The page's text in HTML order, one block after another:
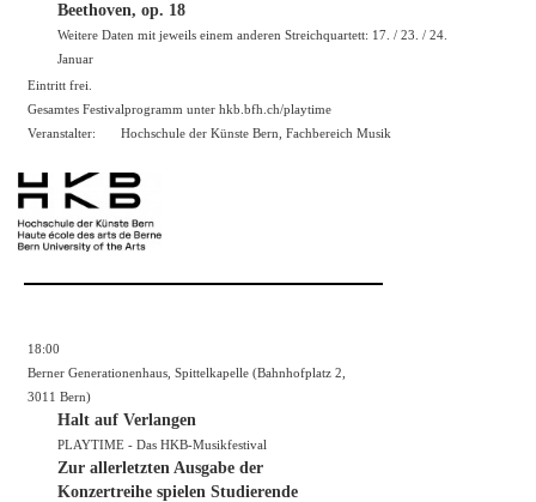
Beethoven, op. 18
Weitere Daten mit jeweils einem anderen Streichquartett: 17. / 23. / 24.
Januar
Eintritt frei.
Gesamtes Festivalprogramm unter hkb.bfh.ch/playtime
Veranstalter:
Hochschule der Künste Bern, Fachbereich Musik
18:00
Berner Generationenhaus, Spittelkapelle (Bahnhofplatz 2,
3011 Bern)
Halt auf Verlangen
PLAYTIME - Das HKB-Musikfestival
Zur allerletzten Ausgabe der
Konzertreihe spielen Studierende